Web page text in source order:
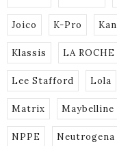
Joico K-Pro
Klassis LA ROCHE
Lee Stafford Lola
Matrix Maybelline
NPPE Neutrogena